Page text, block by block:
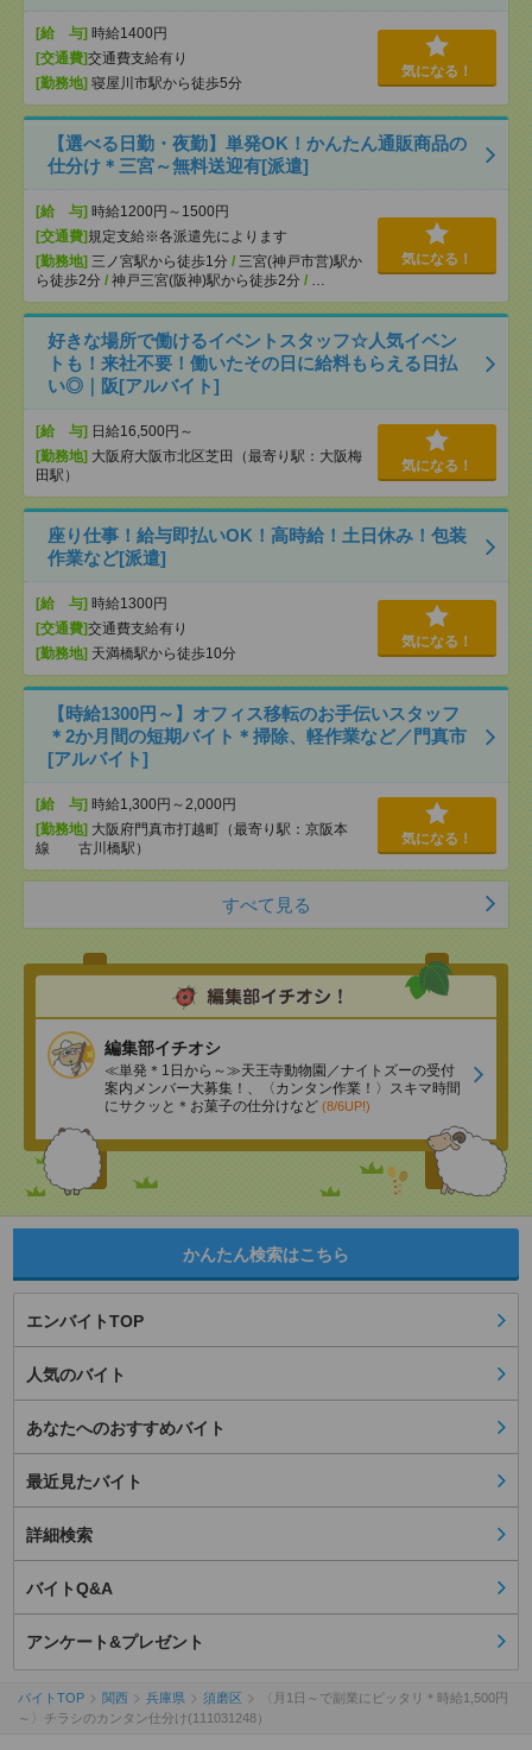
[給 与] 時給1400円
[交通費]交通費支給有り
[勤務地] 寝屋川市駅から徒歩5分
気になる！
【選べる日勤・夜勤】単発OK！かんたん通販商品の
仕分け＊三宮～無料送迎有[派遣]
[給 与] 時給1200円～1500円
[交通費] 規定支給※各派遣先によります
[勤務地] 三ノ宮駅から徒歩1分 / 三宮(神戸市営)駅か
ら徒歩2分 / 神戸三宮(阪神)駅から徒歩2分 / …
気になる！
好きな場所で働けるイベントスタッフ☆人気イベン
トも！来社不要！働いたその日に給料もらえる日払
い◎｜阪[アルバイト]
[給 与] 日給16,500円～
[勤務地] 大阪府大阪市北区芝田（最寄り駅：大阪梅
田駅）
気になる！
座り仕事！給与即払いOK！高時給！土日休み！包装
作業など[派遣]
[給 与] 時給1300円
[交通費]交通費支給有り
[勤務地] 天満橋駅から徒歩10分
気になる！
【時給1300円～】オフィス移転のお手伝いスタッフ
＊2か月間の短期バイト＊掃除、軽作業など／門真市
[アルバイト]
[給 与] 時給1,300円～2,000円
[勤務地] 大阪府門真市打越町（最寄り駅：京阪本
線 古川橋駅）
気になる！
すべて見る
編集部イチオシ
≪単発＊1日から～≫天王寺動物園／ナイトズーの受付
案内メンバー大募集！、〈カンタン作業！〉スキマ時間
にサクッと＊お菓子の仕分けなど (8/6UP!)
かんたん検索はこちら
エンバイトTOP
人気のバイト
あなたへのおすすめバイト
最近見たバイト
詳細検索
バイトQ&A
アンケート&プレゼント
バイトTOP 関西 兵庫県 須磨区
〈月1日～で副業にピッタリ＊時給1,500円
～〉チラシのカンタン仕分け(111031248）